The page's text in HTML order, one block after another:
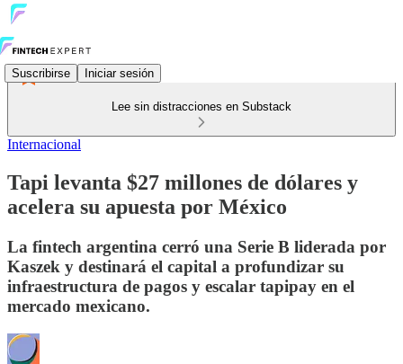
Suscribirse Iniciar sesión
Lee sin distracciones en Substack
Internacional
Tapi levanta $27 millones de dólares y
acelera su apuesta por México
La fintech argentina cerró una Serie B liderada por
Kaszek y destinará el capital a profundizar su
infraestructura de pagos y escalar tapipay en el
mercado mexicano.